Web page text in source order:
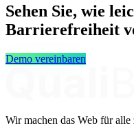
Sehen Sie, wie
Barrierefreiheit
Demo vereinbaren
Wir machen das Web für alle